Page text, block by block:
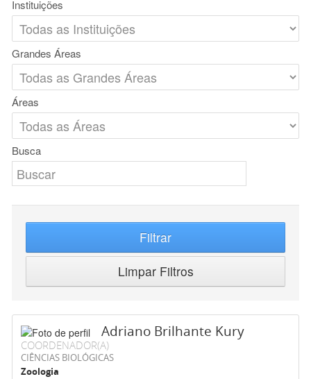
Instituições
Grandes Áreas
Áreas
Busca
Filtrar
Limpar Filtros
Adriano Brilhante Kury
COORDENADOR(A)
CIÊNCIAS BIOLÓGICAS
Zoologia